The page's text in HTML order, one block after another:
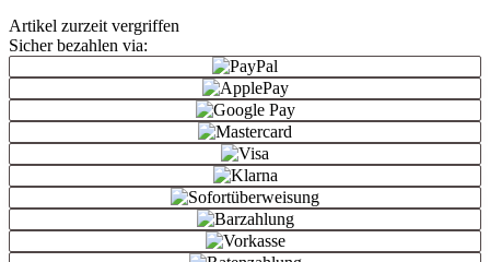
Artikel zurzeit vergriffen
Sicher bezahlen via: